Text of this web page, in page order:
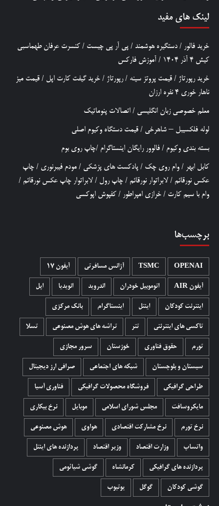
لینک های مفید
خرید فالور / دستگیره هوشمند / پی آر پی چیست / کنسرت عرفان طهماسبی
کیش 4 آذر 1404
/ آموزش فارکس
خرید رپورتاژ / قیمت پروتز سینه /رپورتاژ / خرید گیفت کارت اپل / قیمت میز
ناهار خوری 4 نفره ارزان
معلم خصوصی زبان انگلیسی / اتصالات پنوماتیک
لوله فلکسیبل – شاهرخی / قیمت دستگاه وکیوم اصلی
بسته بندی وکیوم / فالوور رایگان اینستاگرام /چاپ روی بوم
کابل ابهر / وام روی چک / پادکست های پزشکی / مودم فیبرنوری / چاپ
عکس نورقائم / لابراتوار نورقائم / چاپ رول / لابراتوار چاپ عکس نورقائم /
وام با سیم کارت / خرازی امپراطور / کفپوش اپوکسی
برچسب‌ها
OPENAI
TSMC آژانس مسافرتی آیفون 17
آیفون AIR اتوموبیل خودران اندروید انویدیا اپل
اینترنت کودکان اینتل اینستاگرام بانک مرکزی
تاکسی های اینترنتی تتر تراشه های هوش مصنوعی تسلا
تورم حقوق فناوری خوزستان سرور مجازی
سیستان و بلوچستان شبکه های اجتماعی صرافی ارز دیجیتال
طراحی گرافیکی فروشگاه محصولات گرافيکی فناوری آسیا
مایکروسافت مجلس شورای اسلامی موبایل نرخ بیکاری
نرخ تورم نرخ مشارکت اقتصادی هواوی هوش مصنوعی
واتساپ وزارت اقتصاد وزیر اقتصاد پردازنده های اینتل
پردازنده های گرافیکی کرمانشاه گوشی شیائومی
گوشی کودکان گوگل یوتیوب